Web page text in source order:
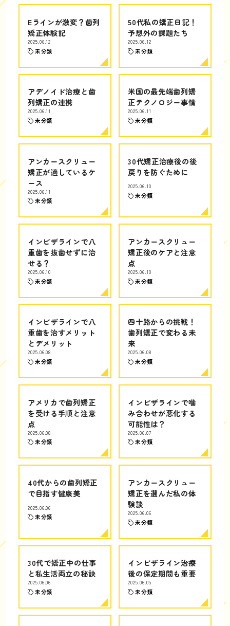
Eラインが激変？歯列
矯正体験記
2025.06.12
未分類
50代私の矯正日記！
予想外の課題たち
2025.06.12
未分類
アデノイド治療と歯
列矯正の連携
2025.06.11
未分類
米国の最先端歯列矯
正テクノロジー事情
2025.06.11
未分類
アンカースクリュー
矯正が適しているケ
ース
2025.06.11
未分類
30代矯正治療後の後
戻りを防ぐために
2025.06.10
未分類
インビザラインで八
重歯を抜歯せずに治
せる？
2025.06.10
未分類
アンカースクリュー
矯正後のケアと注意
点
2025.06.10
未分類
インビザラインで八
重歯を治すメリット
とデメリット
2025.06.08
未分類
四十路からの挑戦！
歯列矯正で変わる未
来
2025.06.08
未分類
アメリカで歯列矯正
を受ける手順と注意
点
2025.06.08
未分類
インビザラインで噛
み合わせが悪化する
可能性は？
2025.06.07
未分類
40代からの歯列矯正
で目指す健康美
2025.06.06
未分類
アンカースクリュー
矯正を選んだ私の体
験談
2025.06.06
未分類
30代で矯正中の仕事
と私生活両立の秘訣
2025.06.06
未分類
インビザライン治療
後の保定期間も重要
2025.06.05
未分類